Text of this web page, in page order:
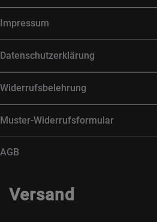
Impressum
Datenschutzerklärung
Widerrufsbelehrung
Muster-Widerrufsformular
AGB
Versand